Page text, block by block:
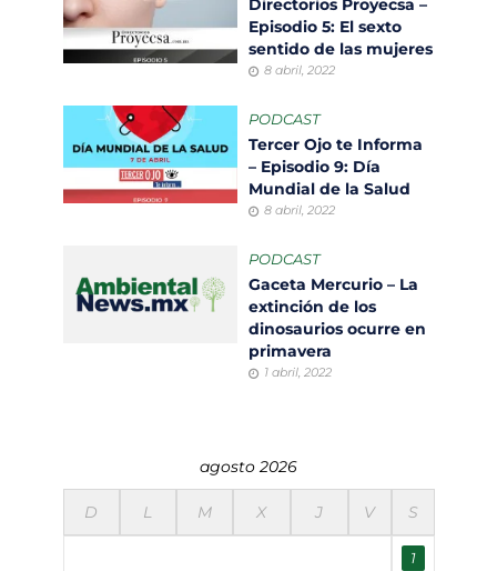
Directorios Proyecsa –
Episodio 5: El sexto
sentido de las mujeres
8 abril, 2022
PODCAST
Tercer Ojo te Informa
– Episodio 9: Día
Mundial de la Salud
8 abril, 2022
PODCAST
Gaceta Mercurio – La
extinción de los
dinosaurios ocurre en
primavera
1 abril, 2022
agosto 2026
D L M X J V S
1